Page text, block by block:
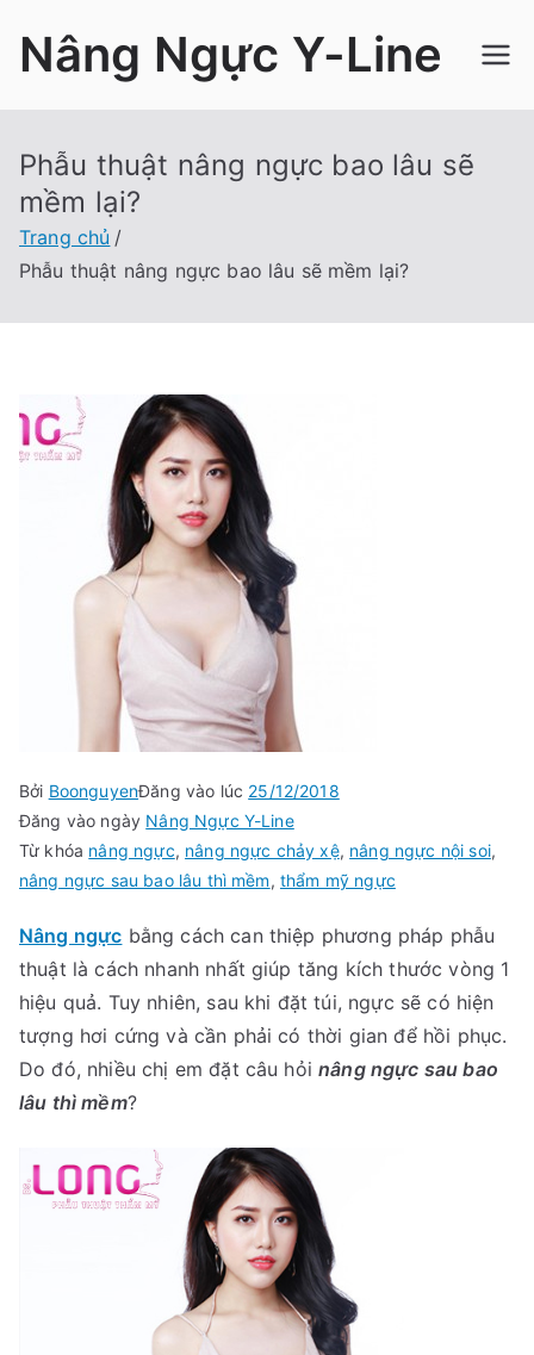
Nâng Ngực Y-Line
Phẫu thuật nâng ngực bao lâu sẽ
mềm lại?
Trang chủ
Phẫu thuật nâng ngực bao lâu sẽ mềm lại?
Bởi BoonguyenĐăng vào lúc 25/12/2018
Đăng vào ngày Nâng Ngực Y-Line
Từ khóa nâng ngực, nâng ngực chảy xệ, nâng ngực nội soi,
nâng ngực sau bao lâu thì mềm, thẩm mỹ ngực
Nâng ngực bằng cách can thiệp phương pháp phẫu
thuật là cách nhanh nhất giúp tăng kích thước vòng 1
hiệu quả. Tuy nhiên, sau khi đặt túi, ngực sẽ có hiện
tượng hơi cứng và cần phải có thời gian để hồi phục.
Do đó, nhiều chị em đặt câu hỏinâng ngực sau bao
lâu thì mềm?